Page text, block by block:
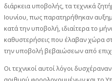
διάρκεια υποβολής, τα τεχνικά
Ιουνίου, πως παρατηρήθηκαν
κατά την υποβολή, ιδιαίτερα το
καθυστερήσεις που έλαβαν χώρα
την υποβολή βεβαιώσεων από
Οι τεχνικοί αυτοί λόγοι